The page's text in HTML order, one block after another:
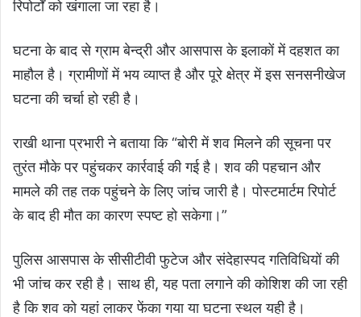
रिपोर्टों को खंगाला जा रहा है।
घटना के बाद से ग्राम बेन्द्री और आसपास के इलाकों में दहशत का
माहौल है। ग्रामीणों में भय व्याप्त है और पूरे क्षेत्र में इस सनसनीखेज
घटना की चर्चा हो रही है।
राखी थाना प्रभारी ने बताया कि “बोरी में शव मिलने की सूचना पर
तुरंत मौके पर पहुंचकर कार्रवाई की गई है। शव की पहचान और
मामले की तह तक पहुंचने के लिए जांच जारी है। पोस्टमार्टम रिपोर्ट
के बाद ही मौत का कारण स्पष्ट हो सकेगा।”
पुलिस आसपास के सीसीटीवी फुटेज और संदेहास्पद गतिविधियों की
भी जांच कर रही है। साथ ही, यह पता लगाने की कोशिश की जा रही
है कि शव को यहां लाकर फेंका गया या घटना स्थल यही है।